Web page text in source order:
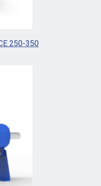
250-350